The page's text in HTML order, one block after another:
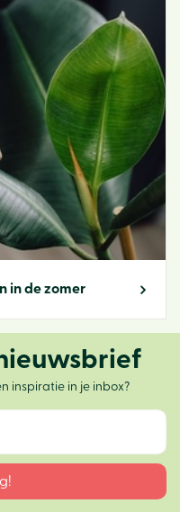
in de zomer
inspiratie in je inbox?